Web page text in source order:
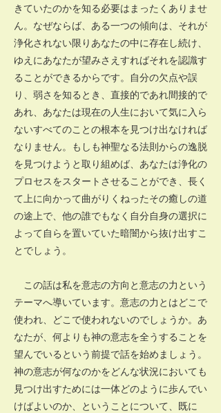
きていたのかを知る必要はまったくありませ
ん。なぜならば、ある一つの傾向は、それが
浄化されない限りあなたの中に存在し続け、
ゆえにあなたが望みさえすればそれを認識す
ることができるからです。自分の欠点や誤
り、弱さを知るとき、直接的であれ間接的で
あれ、あなたは現在の人生において気に入ら
ないすべてのことの根本を見つけ出なければ
なりません。もしも神聖なる法則からの逸脱
を見つけようと取り組めば、あなたは浄化の
プロセスをスタートさせることができ、長く
て上に向かって曲がりくねったその癒しの道
の途上で、他の誰でもなく自分自身の選択に
よって自らを置いていた暗闇から抜け出すこ
とでしょう。
この話は私を意志の方向と意志の力という
テーマへ導いています。意志の力とはどこで
使われ、どこで使われないのでしょうか。あ
なたが、何よりも神の意志を全うすることを
望んでいるという前提で話を始めましょう。
神の意志が何なのかをどんな状況においても
見つけ出すためには一体どのように歩んでい
けばよいのか、ということについて、既に